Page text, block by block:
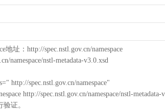
址：http://spec.nstl.gov.cn/namespace
nstl-metadata-v3.0.xsd
spec.nstl.gov.cn/namespace"
http://spec.nstl.gov.cn/namespace/nstl-
证。